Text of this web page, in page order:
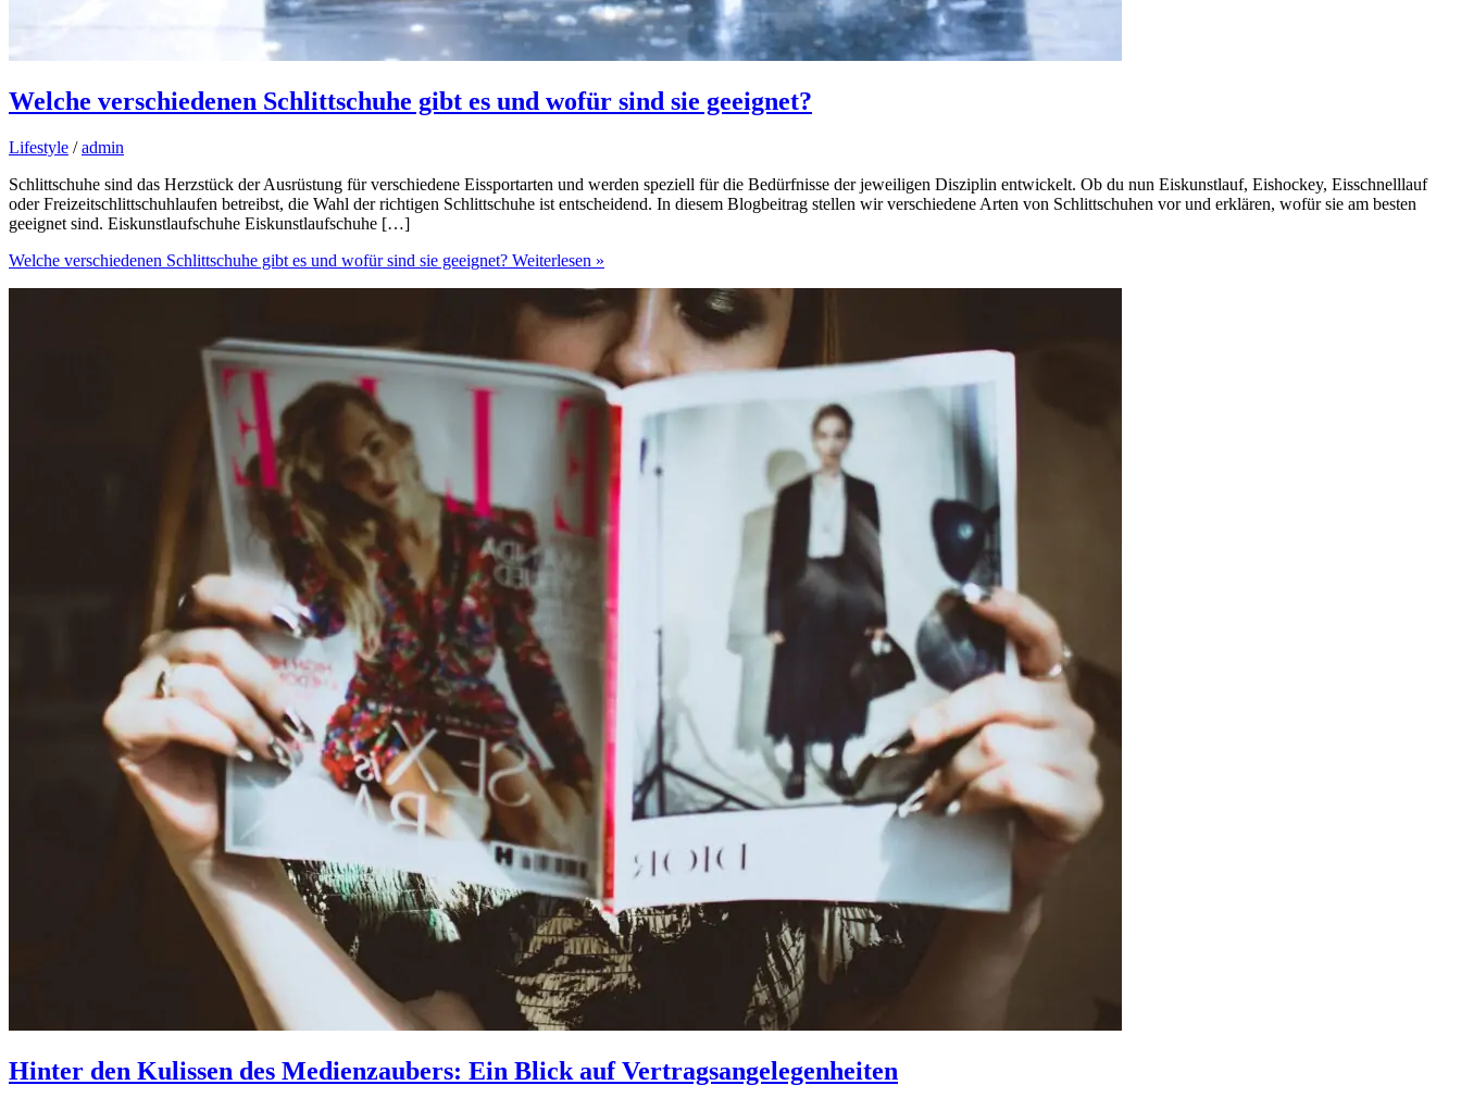
Welche verschiedenen Schlittschuhe gibt es und wofür sind sie geeignet?
Lifestyle /admin
Schlittschuhe sind das Herzstück der Ausrüstung für verschiedene Eissportarten und werden speziell für die Bedürfnisse der jeweiligen Disziplin entwickelt. Ob du nun Eiskunstlauf, Eishockey, Eisschnelllauf
oder Freizeitschlittschuhlaufen betreibst, die Wahl der richtigen Schlittschuhe ist entscheidend. In diesem Blogbeitrag stellen wir verschiedene Arten von Schlittschuhen vor und erklären, wofür sie am besten
geeignet sind. Eiskunstlaufschuhe Eiskunstlaufschuhe […]
Welche verschiedenen Schlittschuhe gibt es und wofür sind sie geeignet? Weiterlesen »
Hinter den Kulissen des Medienzaubers: Ein Blick auf Vertragsangelegenheiten